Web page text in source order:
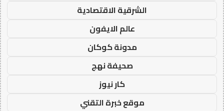
الشرقية الاقتصادية
عالم الايفون
مدونة كوكان
صحيفة نهج
كار نيوز
موقع خبرة التقني